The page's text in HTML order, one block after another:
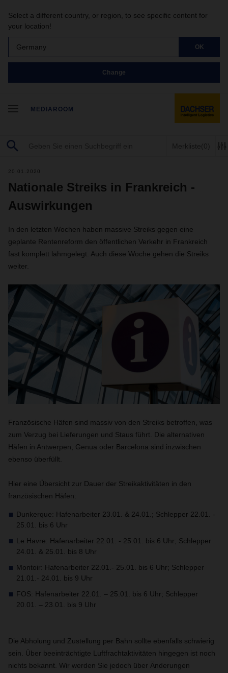
Select a different country, or region, to see specific content for
your location!
Germany OK
Change
MEDIAROOM
Merkliste(0)
20.01.2020
Nationale Streiks in Frankreich -
Auswirkungen
In den letzten Wochen haben massive Streiks gegen eine
geplante Rentenreform den öffentlichen Verkehr in Frankreich
fast komplett lahmgelegt. Auch diese Woche gehen die Streiks
weiter.
Französische Häfen sind massiv von den Streiks betroffen, was
zum Verzug bei Lieferungen und Staus führt. Die alternativen
Häfen in Antwerpen, Genua oder Barcelona sind inzwischen
ebenso überfüllt.
Hier eine Übersicht zur Dauer der Streikaktivitäten in den
französischen Häfen:
Dunkerque: Hafenarbeiter 23.01. & 24.01.; Schlepper 22.01. -
25.01. bis 6 Uhr
Le Havre: Hafenarbeiter 22.01. - 25.01. bis 6 Uhr; Schlepper
24.01. & 25.01. bis 8 Uhr
Montoir: Hafenarbeiter 22.01.- 25.01. bis 6 Uhr; Schlepper
21.01.- 24.01. bis 9 Uhr
FOS: Hafenarbeiter 22.01. – 25.01. bis 6 Uhr; Schlepper
20.01. – 23.01. bis 9 Uhr
Die Abholung und Zustellung per Bahn sollte ebenfalls schwierig
sein. Über beeinträchtigte Luftfrachtaktivitäten hingegen ist noch
nichts bekannt. Wir werden Sie jedoch über Änderungen